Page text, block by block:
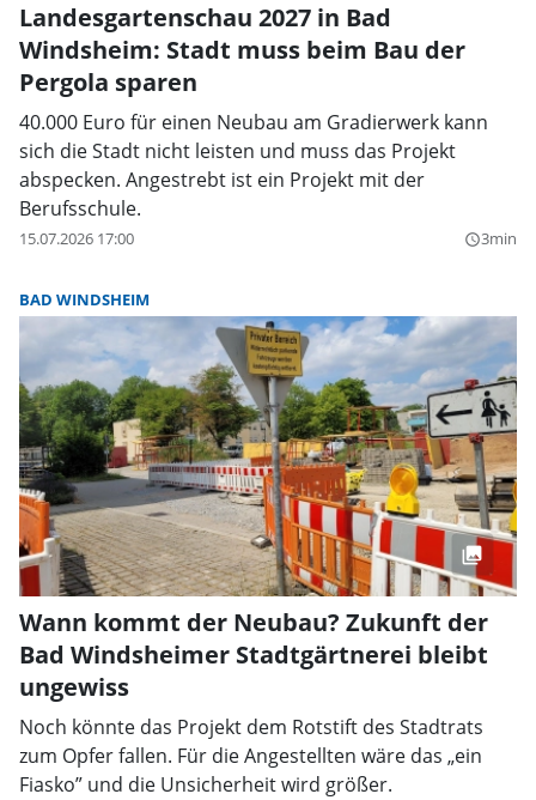
Landesgartenschau 2027 in Bad
Windsheim: Stadt muss beim Bau der
Pergola sparen
40.000 Euro für einen Neubau am Gradierwerk kann
sich die Stadt nicht leisten und muss das Projekt
abspecken. Angestrebt ist ein Projekt mit der
Berufsschule.
15.07.2026 17:00 query_builder3min
BAD WINDSHEIM
Wann kommt der Neubau? Zukunft der
Bad Windsheimer Stadtgärtnerei bleibt
ungewiss
Noch könnte das Projekt dem Rotstift des Stadtrats
zum Opfer fallen. Für die Angestellten wäre das „ein
Fiasko” und die Unsicherheit wird größer.